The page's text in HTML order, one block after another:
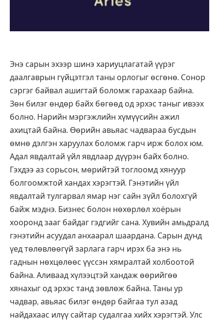
Энэ сарын эхээр шинэ хариуцлагатай үүрэг
даалгаврын гүйцэтгэл таны орлогыг өсгөнө. Сонор
сэргэг байвал ашигтай боломж гарахаар байна.
Зөн билэг өндөр байх бөгөөд од эрхэс таныг ивээх
болно. Нарийн мэргэжлийн хүмүүсийн ажил
ахицтай байна. Өөрийн авьяас чадвараа бусдын
өмнө дэлгэн харуулах боломж гарч ирж болох юм.
Адал явдалтай үйл явдлаар дүүрэн байх болно.
Гэхдээ аз сорьсон, мөрийтэй тоглоомд хянуур
болгоомжтой хандах хэрэгтэй. Гэнэтийн үйл
явдалтай тулгарвал ямар нэг сайн зүйл болохгүй
байж мэднэ. Бизнес болон нөхөрлөл хоёрын
хооронд зааг байдаг гэдгийг сана. Хувийн амьдралд
гэнэтийн асуудал анхаарал шаардана. Сарын дунд
үед төлөвлөөгүй зарлага гарч ирэх ба энэ нь
гаднын нөхцөлөөс үүссэн хямралтай холбоотой
байна. Аливаад хүлээцтэй хандаж өөрийгөө
хянахыг од эрхэс танд зөвлөж байна. Таны ур
чадвар, авьяас билэг өндөр байгаа тул азад
найдахаас илүү сайтар судалгаа хийх хэрэгтэй. Улс